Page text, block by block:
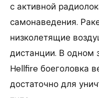
с активной
самонаведения.
низколетящие
дистанции. В одном
Hellfire боеголовка
достаточно для